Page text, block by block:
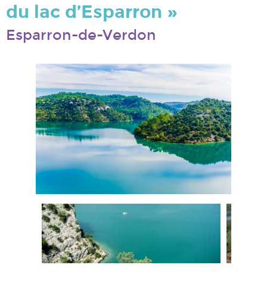
du lac d’Esparron »
Esparron-de-Verdon